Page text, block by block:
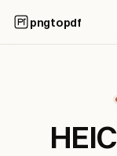
pngtopdf